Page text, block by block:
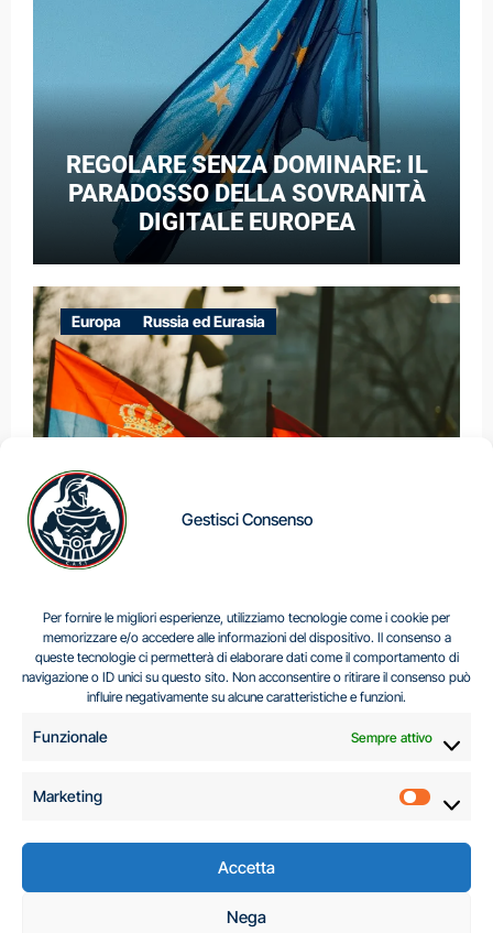
Gestisci Consenso
Per fornire le migliori esperienze, utilizziamo tecnologie come i cookie per
memorizzare e/o accedere alle informazioni del dispositivo. Il consenso a
queste tecnologie ci permetterà di elaborare dati come il comportamento di
navigazione o ID unici su questo sito. Non acconsentire o ritirare il consenso può
influire negativamente su alcune caratteristiche e funzioni.
Funzionale Sempre attivo
Marketing
Accetta
Nega
REGOLARE SENZA DOMINARE: IL
PARADOSSO DELLA SOVRANITÀ
DIGITALE EUROPEA
Europa Russia ed Eurasia
Centro Analisi e Studi Italus © Tutti i diritti riservati
C.A.S.I. – Centro